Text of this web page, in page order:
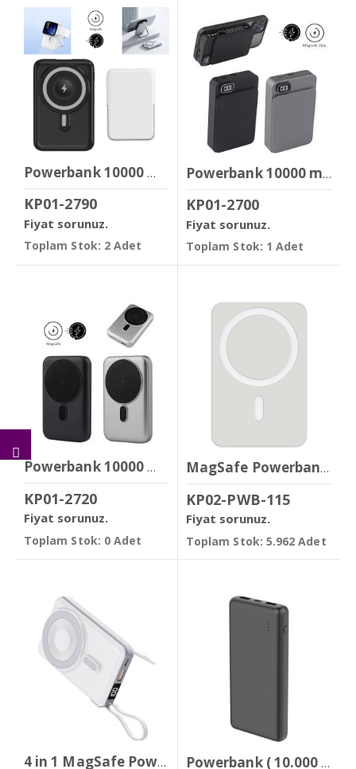
Powerbank 10000 mAh ( Magsafe & 22,5w Hızlı Şarj )
KP01-2790
Fiyat sorunuz.
Toplam Stok: 2 Adet
Powerbank 10000 mAh ( Metal Kasa & Magsafe )
KP01-2700
Fiyat sorunuz.
Toplam Stok: 1 Adet
Powerbank 10000 mAh ( Magsafe & 22.5w Hızlı Şarj )
KP01-2720
Fiyat sorunuz.
Toplam Stok: 0 Adet
MagSafe Powerbank ( 5.000 mAh )
KP02-PWB-115
Fiyat sorunuz.
Toplam Stok: 5.962 Adet
4 in 1 MagSafe PowerBank ( 10.000 mAh ) Powerbank ( 10.000 mAh )